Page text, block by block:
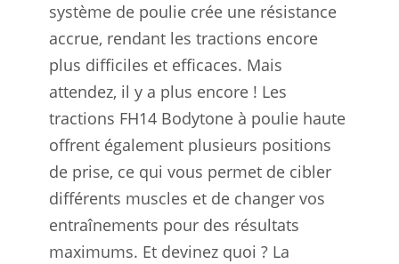
système de poulie crée une résistance
accrue, rendant les tractions encore
plus difficiles et efficaces. Mais
attendez, il y a plus encore ! Les
tractions FH14 Bodytone à poulie haute
offrent également plusieurs positions
de prise, ce qui vous permet de cibler
différents muscles et de changer vos
entraînements pour des résultats
maximums. Et devinez quoi ? La